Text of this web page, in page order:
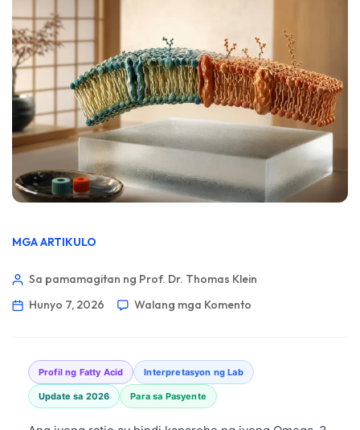
MGA ARTIKULO
Sa pamamagitan ng Prof. Dr. Thomas Klein
Hunyo 7, 2026
Walang mga Komento
Profil ng Fatty Acid Interpretasyon ng Lab
Update sa 2026 Para sa Pasyente